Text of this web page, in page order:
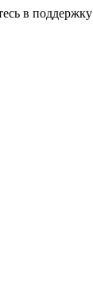
в поддержку